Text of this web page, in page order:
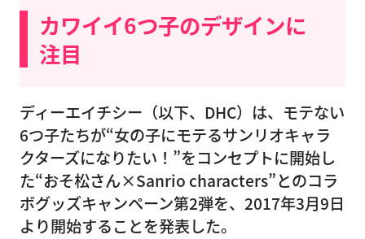
カワイイ6つ子のデザインに
注目
ディーエイチシー（以下、DHC）は、モテない
6つ子たちが“女の子にモテるサンリオキャラ
クターズになりたい！”をコンセプトに開始し
た“おそ松さん×Sanrio characters”とのコラ
ボグッズキャンペーン第2弾を、2017年3月9日
より開始することを発表した。